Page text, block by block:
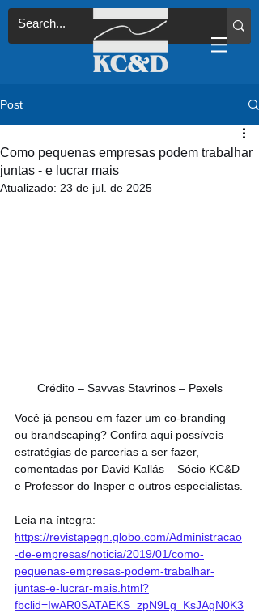
Post
Como pequenas empresas podem trabalhar
juntas - e lucrar mais
Atualizado: 23 de jul. de 2025
Crédito – Savvas Stavrinos – Pexels
Você já pensou em fazer um co-branding
ou brandscaping? Confira aqui possíveis
estratégias de parcerias a ser fazer,
comentadas por David Kallás – Sócio KC&D
e Professor do Insper e outros especialistas.
Leia na íntegra:
https://revistapegn.globo.com/Administracao
-de-empresas/noticia/2019/01/como-
pequenas-empresas-podem-trabalhar-
juntas-e-lucrar-mais.html?
fbclid=IwAR0SATAEKS_zpN9Lg_KsJAgN0K3